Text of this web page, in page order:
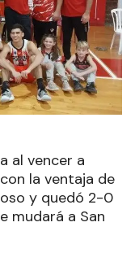
al vencer a
la ventaja de
y quedó 2-0
mudará a San